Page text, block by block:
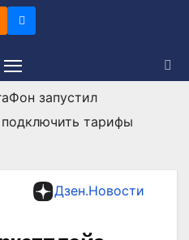
запустил
тарифы
Дзен.Новости